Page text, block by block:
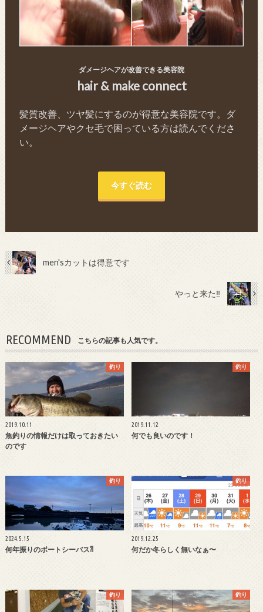
ダメージヘアが改善できる美容院
hair & make connect
髪質改善、ツヤ髪にするのが得意な美容院です。ダ
メージヘアやクセ毛で困っている方は読んでくださ
い。
今すぐ読む
men'sカットは得意です
やっと来た‼︎
RECOMMEND こちらの記事も人気です。
釣り
2019.10.11
魚釣りの情報だけは取っておきたい
のです
釣り
2019.11.12
何でも良いのです！
釣り
2024.5.15
何年振りのボートシーバス⁈
釣り
2019.12.25
何だか冬らしく無いなぁ〜
釣り 釣り